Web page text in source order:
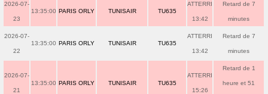
2026-07-
23
13:35:00 PARIS ORLY TUNISAIR TU635
ATTERRI
13:42
Retard de 7
minutes
2026-07-
22
13:35:00 PARIS ORLY TUNISAIR TU635
ATTERRI
13:42
Retard de 7
minutes
2026-07-
21
13:35:00 PARIS ORLY TUNISAIR TU635
ATTERRI
15:26
Retard de 1
heure et 51